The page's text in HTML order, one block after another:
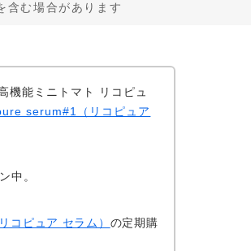
含む場合があります
機能ミニトマト リコピュ
serum#1（リコピュア
中。
コピュア セラム） の定期購